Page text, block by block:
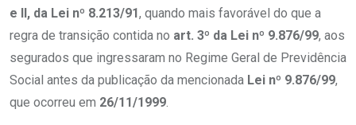
e II, da Lei nº 8.213/91, quando mais favorável do que a
regra de transição contida no art. 3º da Lei nº 9.876/99, aos
segurados que ingressaram no Regime Geral de Previdência
Social antes da publicação da mencionada Lei nº 9.876/99,
que ocorreu em 26/11/1999.